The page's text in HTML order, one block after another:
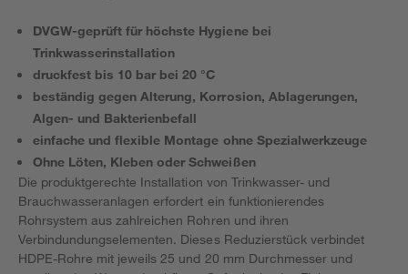
DVGW-geprüft für höchste Hygiene bei
Trinkwasserinstallation
druckfest bis 10 bar bei 20 °C
beständig gegen Alterung, Korrosion, Ablagerungen,
Algen- und Bakterienbefall
einfache und flexible Montage ohne Spezialwerkzeuge
Ohne Löten, Kleben oder Schweißen
Die produktgerechte Installation von Trinkwasser- und
Brauchwasseranlagen erfordert ein funktionierendes
Rohrsystem aus zahlreichen Rohren und ihren
Verbindundungselementen. Dieses Reduzierstück verbindet
HDPE-Rohre mit jeweils 25 und 20 mm Durchmesser und